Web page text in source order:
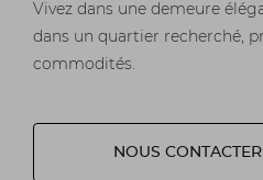
Vivez dans une demeure
dans un quartier recherché,
commodités.
NOUS CONTACTER